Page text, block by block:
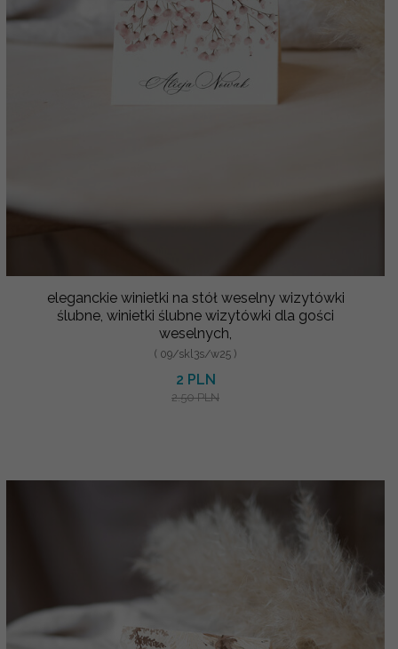
eleganckie winietki na stół weselny wizytówki
ślubne, winietki ślubne wizytówki dla gości
weselnych,
( 09/skl3s/w25 )
2 PLN
2.50 PLN